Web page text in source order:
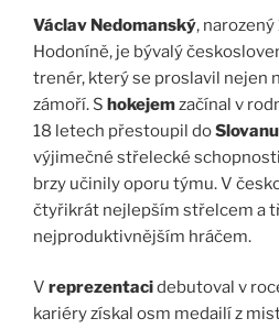
Václav Nedomanský,
Hodoníně, je bývalý
trenér, který se proslavil nejen
zámoří. S hokejemzačínal v
18 letech přestoupil do
výjimečné střelecké
brzy učinily oporu týmu. V
čtyřikrát nejlepším střelcem a
nejproduktivnějším hráčem.
V reprezentacidebutoval v
kariéry získal osm medailí z